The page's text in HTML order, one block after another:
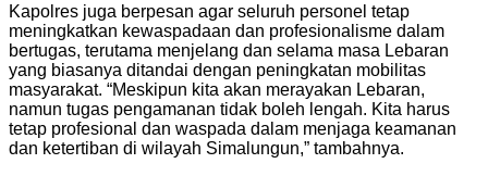
Kapolres juga berpesan agar seluruh personel tetap
meningkatkan kewaspadaan dan profesionalisme dalam
bertugas, terutama menjelang dan selama masa Lebaran
yang biasanya ditandai dengan peningkatan mobilitas
masyarakat. “Meskipun kita akan merayakan Lebaran,
namun tugas pengamanan tidak boleh lengah. Kita harus
tetap profesional dan waspada dalam menjaga keamanan
dan ketertiban di wilayah Simalungun,” tambahnya.